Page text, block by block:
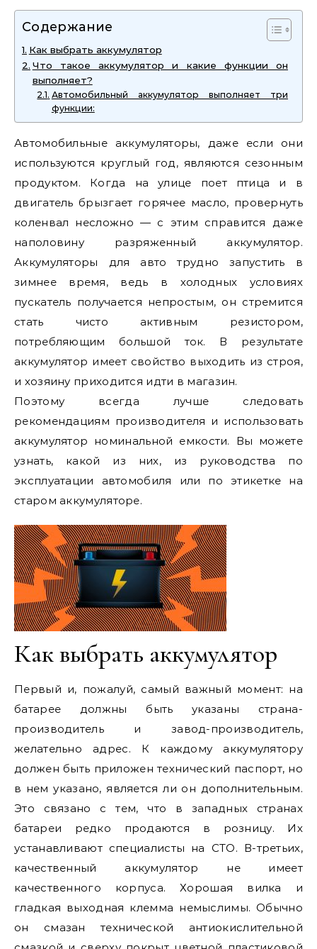
Содержание
Как выбрать аккумулятор
Что такое аккумулятор и какие функции он
выполняет?
Автомобильный аккумулятор выполняет три
функции:
Автомобильные аккумуляторы, даже если они
используются круглый год, являются сезонным
продуктом. Когда на улице поет птица и в
двигатель брызгает горячее масло, провернуть
коленвал несложно — с этим справится даже
наполовину разряженный аккумулятор.
Аккумуляторы для авто трудно запустить в
зимнее время, ведь в холодных условиях
пускатель получается непростым, он стремится
стать чисто активным резистором,
потребляющим большой ток. В результате
аккумулятор имеет свойство выходить из строя,
и хозяину приходится идти в магазин.
Поэтому всегда лучше следовать
рекомендациям производителя и использовать
аккумулятор номинальной емкости. Вы можете
узнать, какой из них, из руководства по
эксплуатации автомобиля или по этикетке на
старом аккумуляторе.
Как выбрать аккумулятор
Первый и, пожалуй, самый важный момент: на
батарее должны быть указаны страна-
производитель и завод-производитель,
желательно адрес. К каждому аккумулятору
должен быть приложен технический паспорт, но
в нем указано, является ли он дополнительным.
Это связано с тем, что в западных странах
батареи редко продаются в розницу. Их
устанавливают специалисты на СТО. В-третьих,
качественный аккумулятор не имеет
качественного корпуса. Хорошая вилка и
гладкая выходная клемма немыслимы. Обычно
он смазан технической антиокислительной